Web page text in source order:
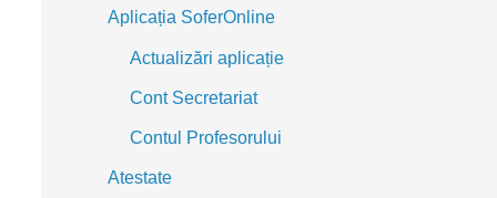
Aplicația SoferOnline
Actualizări aplicație
Cont Secretariat
Contul Profesorului
Atestate